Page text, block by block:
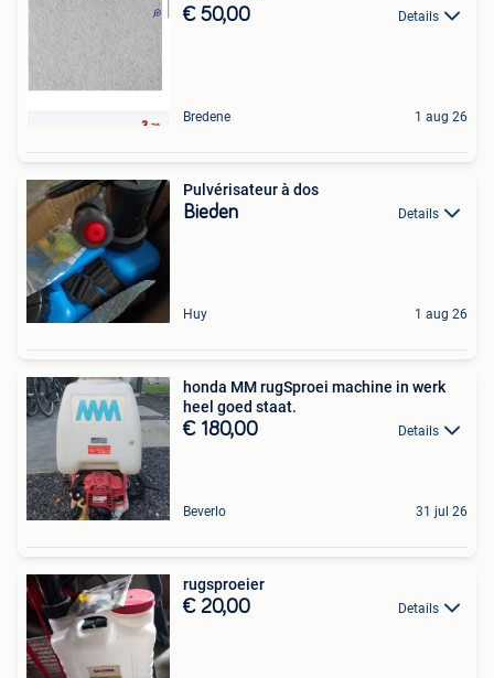
€ 50,00 Details
Bredene 1 aug 26
Pulvérisateur à dos
Bieden Details
Huy 1 aug 26
honda MM rugSproei machine in werk
heel goed staat.
€ 180,00 Details
Beverlo 31 jul 26
rugsproeier
€ 20,00 Details